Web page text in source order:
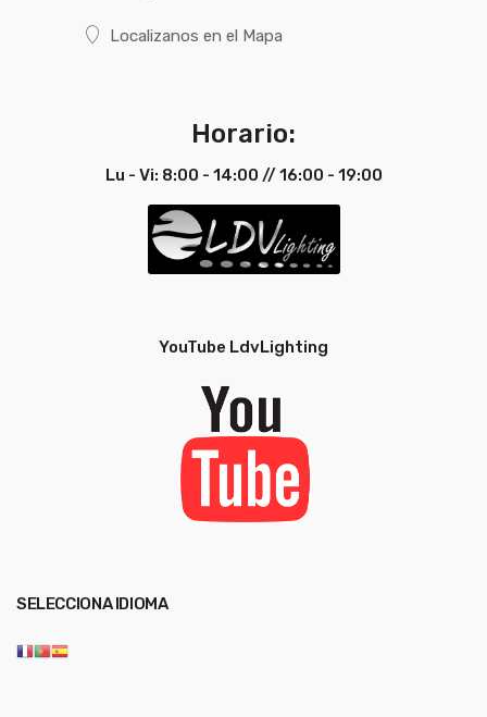
Localizanos en el Mapa
Horario:
Lu - Vi: 8:00 - 14:00 // 16:00 - 19:00
YouTube LdvLighting
SELECCIONA IDIOMA